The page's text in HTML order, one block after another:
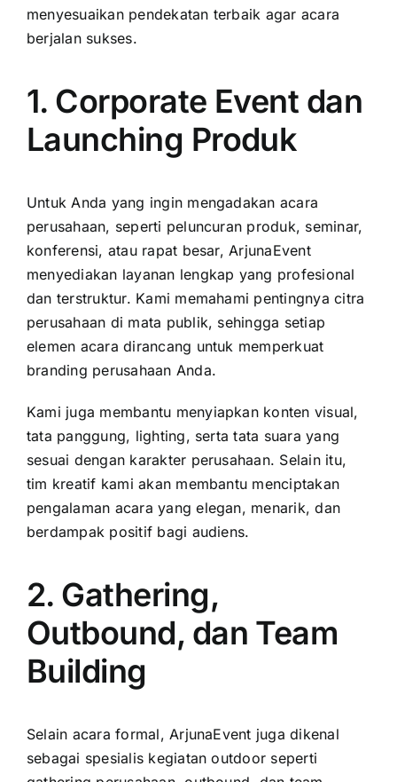
menyesuaikan pendekatan terbaik agar acara
berjalan sukses.
1. Corporate Event dan
Launching Produk
Untuk Anda yang ingin mengadakan acara
perusahaan, seperti peluncuran produk, seminar,
konferensi, atau rapat besar, ArjunaEvent
menyediakan layanan lengkap yang profesional
dan terstruktur. Kami memahami pentingnya citra
perusahaan di mata publik, sehingga setiap
elemen acara dirancang untuk memperkuat
branding perusahaan Anda.
Kami juga membantu menyiapkan konten visual,
tata panggung, lighting, serta tata suara yang
sesuai dengan karakter perusahaan. Selain itu,
tim kreatif kami akan membantu menciptakan
pengalaman acara yang elegan, menarik, dan
berdampak positif bagi audiens.
2. Gathering,
Outbound, dan Team
Building
Selain acara formal, ArjunaEvent juga dikenal
sebagai spesialis kegiatan outdoor seperti